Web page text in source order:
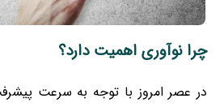
چرا نوآوری اهمیت دارد؟
در عصر امروز با توجه به سرعت